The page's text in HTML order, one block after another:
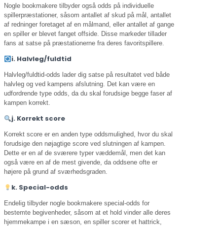
Nogle bookmakere tilbyder også odds på individuelle
spillerpræstationer, såsom antallet af skud på mål, antallet
af redninger foretaget af en målmand, eller antallet af gange
en spiller er blevet fanget offside. Disse markeder tillader
fans at satse på præstationerne fra deres favoritspillere.
i. Halvleg/fuldtid
Halvleg/fuldtid-odds lader dig satse på resultatet ved både
halvleg og ved kampens afslutning. Det kan være en
udfordrende type odds, da du skal forudsige begge faser af
kampen korrekt.
j. Korrekt score
Korrekt score er en anden type oddsmulighed, hvor du skal
forudsige den nøjagtige score ved slutningen af kampen.
Dette er en af de sværere typer væddemål, men det kan
også være en af de mest givende, da oddsene ofte er
højere på grund af sværhedsgraden.
k. Special-odds
Endelig tilbyder nogle bookmakere special-odds for
bestemte begivenheder, såsom at et hold vinder alle deres
hjemmekampe i en sæson, en spiller scorer et hattrick,